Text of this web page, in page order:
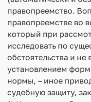
правопреемство.
правопреемстве во
который при
исследовать по
обстоятельства и не
установлением
нормы, – иное
судебную защиту,